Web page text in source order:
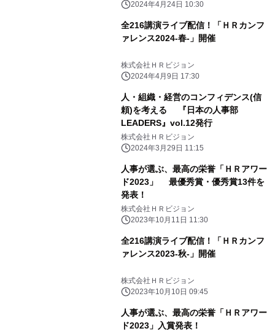
2024年4月24日 10:30
全216講演ライブ配信！「ＨＲカンフ
ァレンス2024-春-」開催
株式会社ＨＲビジョン
2024年4月9日 17:30
人・組織・経営のコンフィデンス(信
頼)を考える 『日本の人事部
LEADERS』vol.12発行
株式会社ＨＲビジョン
2024年3月29日 11:15
人事が選ぶ、最高の栄誉「ＨＲアワー
ド2023」 最優秀賞・優秀賞13件を
発表！
株式会社ＨＲビジョン
2023年10月11日 11:30
全216講演ライブ配信！「ＨＲカンフ
ァレンス2023-秋-」開催
株式会社ＨＲビジョン
2023年10月10日 09:45
人事が選ぶ、最高の栄誉「ＨＲアワー
ド2023」入賞発表！